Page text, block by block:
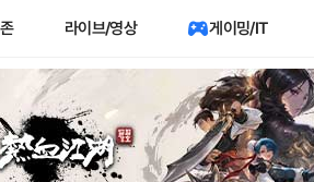
라이브/영상 게이밍/IT